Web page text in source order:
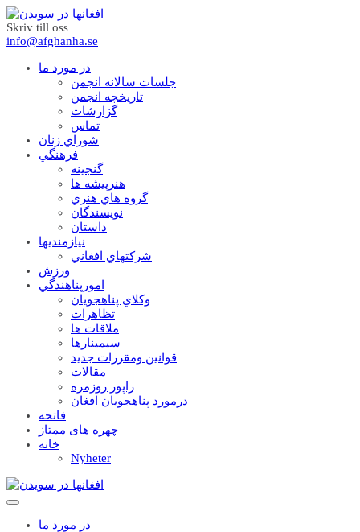
Skriv till oss
info@afghanha.se
در مورد ما
جلسات سالانه انجمن
تاریخچه انجمن
گزارشات
تماس
شوراي زنان
فرهنگي
گنجينه
هنرپيشه ها
گروه هاي هنري
نويسندگان
داستان
نيازمنديها
شرکتهاي افغاني
ورزش
امورپناهندگي
وکلاي پناهجويان
تظاهرات
ملاقات ها
سيمينارها
قوانين ومقررات جديد
مقالات
راپور روزمره
درمورد پناهجويان افغان
فاتحه
چهره های ممتاز
خانه
Nyheter
در مورد ما